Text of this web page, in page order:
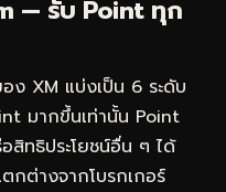
— รับ Point ทุก
ง XM แบ่งเป็น 6 ระดับ
มากขึ้นเท่านั้น Point
สิทธิประโยชน์อื่น ๆ ได้
กต่างจากโบรกเกอร์